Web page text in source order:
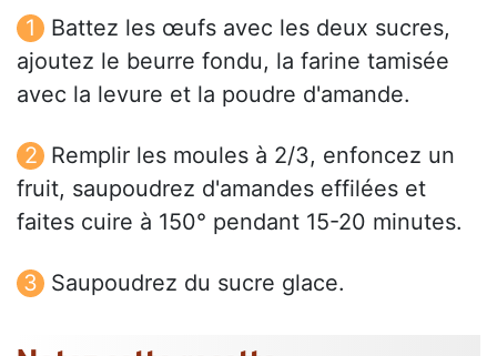
Battez les œufs avec les deux sucres,
ajoutez le beurre fondu, la farine tamisée
avec la levure et la poudre d'amande.
Remplir les moules à 2/3, enfoncez un
fruit, saupoudrez d'amandes effilées et
faites cuire à 150° pendant 15-20 minutes.
Saupoudrez du sucre glace.